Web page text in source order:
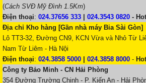
(Cách SVĐ Mỹ Đình 1.5Km)
Điện thoại: 024.37656 333 024.3543 0820 -
Địa chỉ Kho hàng [Gần nhà máy Bia Sài Gòn]
Lô TT3-32, Đường CN9, KCN Vừa và Nhỏ Từ
Nam Từ Liêm - Hà Nội
Điện thoại: 024.3858 5000 024.3858 8000 -
Công ty Bảo Minh - CN Hải Phòng
354 Đường Trường Chinh - P. Kiến An - Hải